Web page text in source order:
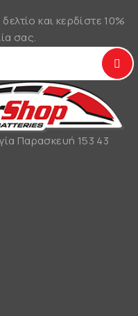
και κερδίστε 10%
σας.
Παρασκευή 153 43